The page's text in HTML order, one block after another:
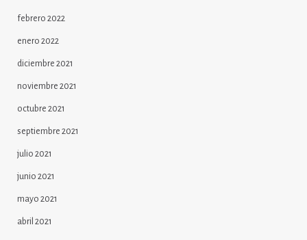
febrero 2022
enero 2022
diciembre 2021
noviembre 2021
octubre 2021
septiembre 2021
julio 2021
junio 2021
mayo 2021
abril 2021